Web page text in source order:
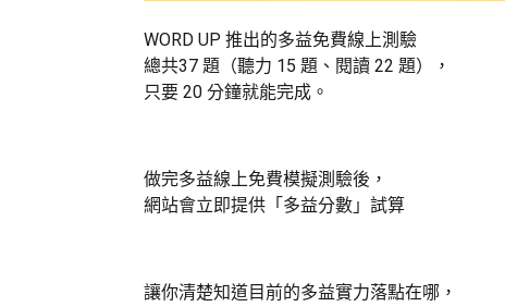
WORD UP 推出的多益免費線上測驗
總共37 題（聽力 15 題、閱讀 22 題），
只要 20 分鐘就能完成。
做完多益線上免費模擬測驗後，
網站會立即提供「多益分數」試算
讓你清楚知道目前的多益實力落點在哪，